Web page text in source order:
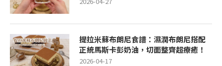
提拉米蘇布朗尼食譜：濕潤布朗尼搭配
正統馬斯卡彭奶油，切面整齊超療癒！
2026-04-17